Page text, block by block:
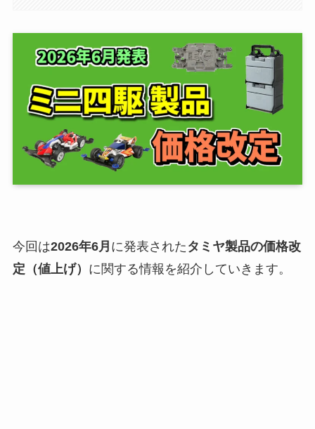
今回は2026年6月 に発表された タミヤ製品の価格改
定（値上げ） に関する情報を紹介していきます。